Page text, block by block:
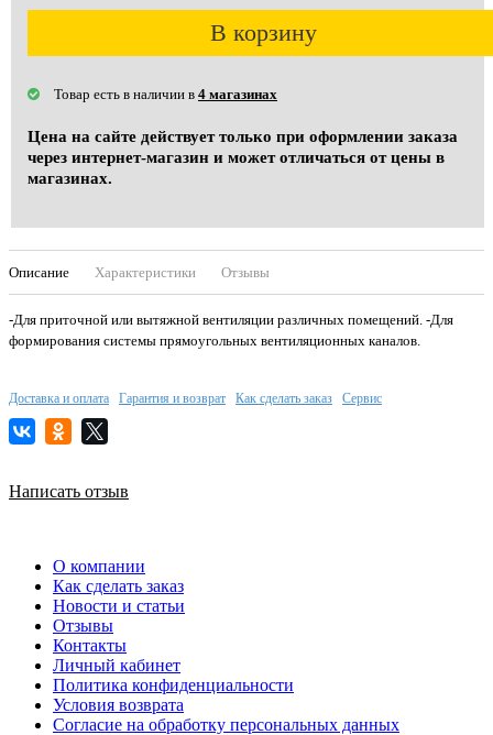
В корзину
Товар есть в наличии в 4 магазинах
Цена на сайте действует только при оформлении заказа
через интернет-магазин и может отличаться от цены в
магазинах.
Описание Характеристики Отзывы
-Для приточной или вытяжной вентиляции различных помещений. -Для
формирования cистемы прямоугольных вентиляционных каналов.
Доставка и оплата Гарантия и возврат Как сделать заказ Сервис
Написать отзыв
О компании
Как сделать заказ
Новости и статьи
Отзывы
Контакты
Личный кабинет
Политика конфиденциальности
Условия возврата
Согласие на обработку персональных данных